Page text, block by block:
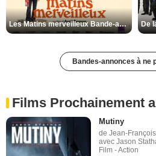
Les Matins merveilleux Bande-annonce VF
Bandes-annonces à ne
Films Prochainement
Mutiny
de Jean-
avec Jason
Film - Action